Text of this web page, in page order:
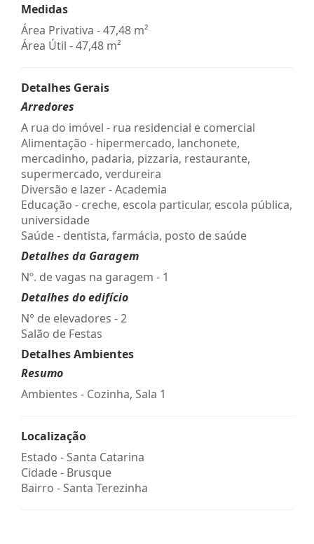
Medidas
Área Privativa - 47,48 m²
Área Útil - 47,48 m²
Detalhes Gerais
Arredores
A rua do imóvel - rua residencial e comercial
Alimentação - hipermercado, lanchonete,
mercadinho, padaria, pizzaria, restaurante,
supermercado, verdureira
Diversão e lazer - Academia
Educação - creche, escola particular, escola pública,
universidade
Saúde - dentista, farmácia, posto de saúde
Detalhes da Garagem
Nº. de vagas na garagem - 1
Detalhes do edifício
N° de elevadores - 2
Salão de Festas
Detalhes Ambientes
Resumo
Ambientes - Cozinha, Sala 1
Localização
Estado -Santa Catarina
Cidade - Brusque
Bairro -Santa Terezinha